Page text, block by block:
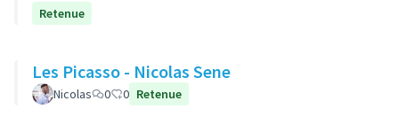
Retenue
Les Picasso - Nicolas Sene
Nicolas 0 0 Retenue